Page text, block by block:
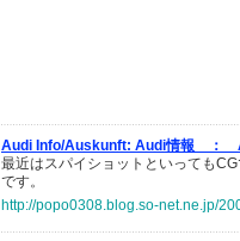
Audi Info/Auskunft: Audi情報 ：
最近はスパイショットといっても
です。
http://popo0308.blog.so-net.ne.jp/